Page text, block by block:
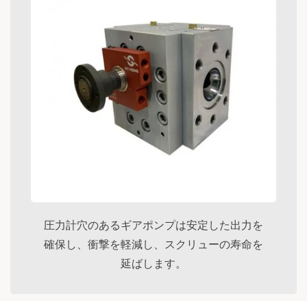
圧力計穴のあるギアポンプは安定した出力を
確保し、衝撃を軽減し、スクリューの寿命を
延ばします。